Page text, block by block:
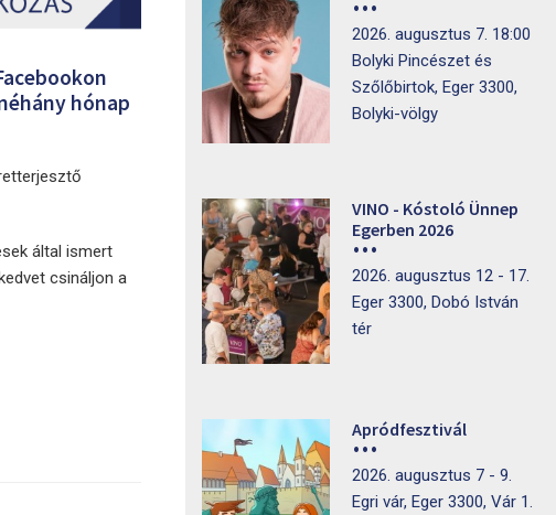
hónap
által ismert
csináljon a
2026. augusztus 7. 18:00
Bolyki Pincészet és
Szőlőbirtok, Eger 3300,
Bolyki-völgy
VINO - Kóstoló Ünnep
Egerben 2026
2026. augusztus 12 - 17.
Eger 3300, Dobó István
tér
Apródfesztivál
2026. augusztus 7 - 9.
Egri vár, Eger 3300, Vár 1.